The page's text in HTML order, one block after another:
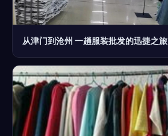
从津门到沧州 一趟服装批发的迅捷之旅